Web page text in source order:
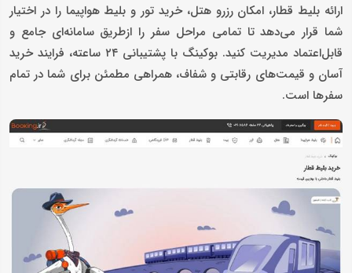
ارائه بلیط قطار، امکان رزرو هتل، خرید تور و بلیط هواپیما را در اختیار
شما قرار می‌دهد تا تمامی مراحل سفر را ازطریق سامانه‌ای جامع و
قابل‌اعتماد مدیریت کنید. بوکینگ با پشتیبانی ۲۴ ساعته، فرایند خرید
آسان و قیمت‌های رقابتی و شفاف، همراهی مطمئن برای شما در تمام
سفرها است.